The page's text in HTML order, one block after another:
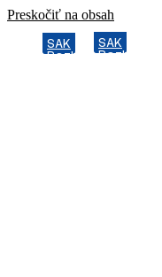
Preskočiť na obsah
SAK
Rozhodcovský súd
SAK